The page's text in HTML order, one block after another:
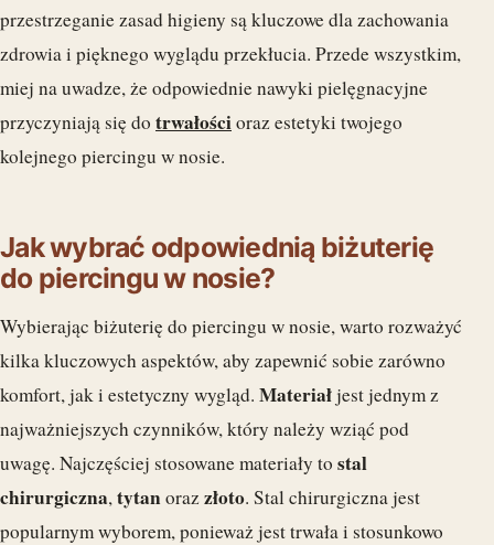
przestrzeganie zasad higieny są kluczowe dla zachowania
zdrowia i pięknego wyglądu przekłucia. Przede wszystkim,
miej na uwadze, że odpowiednie nawyki pielęgnacyjne
przyczyniają się do trwałościoraz estetyki twojego
kolejnego piercingu w nosie.
Jak wybrać odpowiednią biżuterię
do piercingu w nosie?
Wybierając biżuterię do piercingu w nosie, warto rozważyć
kilka kluczowych aspektów, aby zapewnić sobie zarówno
komfort, jak i estetyczny wygląd. Materiałjest jednym z
najważniejszych czynników, który należy wziąć pod
uwagę. Najczęściej stosowane materiały to stal
chirurgiczna,tytanorazzłoto. Stal chirurgiczna jest
popularnym wyborem, ponieważ jest trwała i stosunkowo